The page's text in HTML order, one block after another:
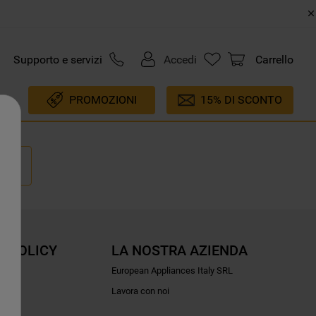
Supporto e servizi Accedi Carrello
PROMOZIONI 15% DI SCONTO
POLICY LA NOSTRA AZIENDA
European Appliances Italy SRL
Lavora con noi